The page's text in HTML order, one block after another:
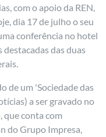
com o apoio da REN,
dia 17 de julho o seu
conferência no hotel
destacadas das duas
de um 'Sociedade das
a ser gravado no
que conta com
do Grupo Impresa,